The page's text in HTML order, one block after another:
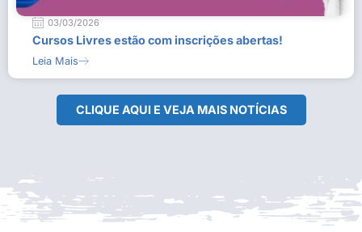
03/03/2026
Cursos Livres estão com inscrições abertas!
Leia Mais
CLIQUE AQUI E VEJA MAIS NOTÍCIAS